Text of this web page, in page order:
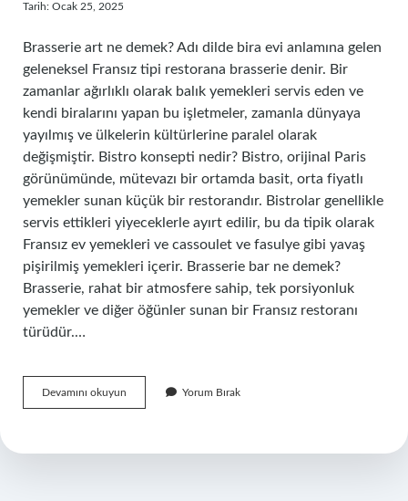
Tarih: Ocak 25, 2025
Brasserie art ne demek? Adı dilde bira evi anlamına gelen
geleneksel Fransız tipi restorana brasserie denir. Bir
zamanlar ağırlıklı olarak balık yemekleri servis eden ve
kendi biralarını yapan bu işletmeler, zamanla dünyaya
yayılmış ve ülkelerin kültürlerine paralel olarak
değişmiştir. Bistro konsepti nedir? Bistro, orijinal Paris
görünümünde, mütevazı bir ortamda basit, orta fiyatlı
yemekler sunan küçük bir restorandır. Bistrolar genellikle
servis ettikleri yiyeceklerle ayırt edilir, bu da tipik olarak
Fransız ev yemekleri ve cassoulet ve fasulye gibi yavaş
pişirilmiş yemekleri içerir. Brasserie bar ne demek?
Brasserie, rahat bir atmosfere sahip, tek porsiyonluk
yemekler ve diğer öğünler sunan bir Fransız restoranı
türüdür.…
Devamını okuyun Brasserie
Konsepti
Yorum Bırak